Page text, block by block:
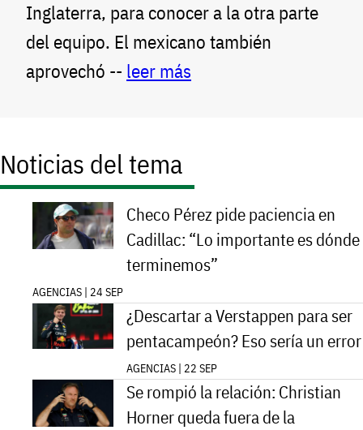
Inglaterra, para conocer a la otra parte
del equipo. El mexicano también
aprovechó -- leer más
Noticias del tema
Checo Pérez pide paciencia en
Cadillac: “Lo importante es dónde
terminemos”
AGENCIAS | 24 SEP
¿Descartar a Verstappen para ser
pentacampeón? Eso sería un error
AGENCIAS | 22 SEP
Se rompió la relación: Christian
Horner queda fuera de la